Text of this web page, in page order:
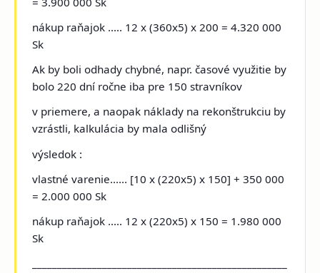
nákup raňajok ..... 12 x (360x5) x 200 = 4.320 000
Sk
Ak by boli odhady chybné, napr. časové využitie by
bolo 220 dní ročne iba pre 150 stravníkov
v priemere, a naopak náklady na rekonštrukciu by
vzrástli, kalkulácia by mala odlišný
výsledok :
vlastné varenie...... [10 x (220x5) x 150] + 350 000
= 2.000 000 Sk
nákup raňajok ..... 12 x (220x5) x 150 = 1.980 000
Sk